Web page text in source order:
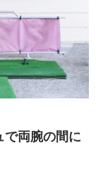
で両腕の間に